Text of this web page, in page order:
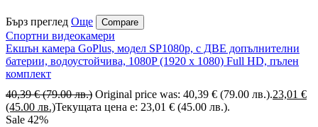
Бърз преглед Още Compare
Спортни видеокамери
Екшън камера GoPlus, модел SP1080p, с ДВЕ допълнителни
батерии, водоустойчива, 1080P (1920 х 1080) Full HD, пълен
комплект
40,39€ (79.00 лв.) Original price was: 40,39 € (79.00 лв.).23,01 €
(45.00 лв.)Текущата цена е: 23,01 € (45.00 лв.).
Sale 42%